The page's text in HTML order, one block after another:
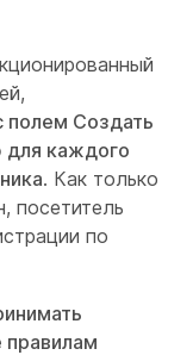
полем Создать
для каждого
. Как только
посетитель
по